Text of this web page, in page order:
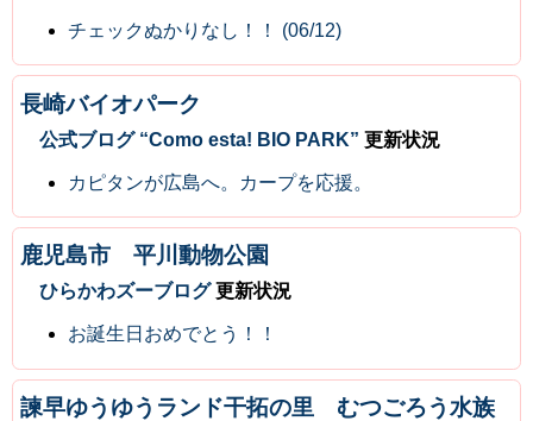
チェックぬかりなし！！ (06/12)
長崎バイオパーク
公式ブログ “Como esta! BIO PARK” 更新状況
カピタンが広島へ。カープを応援。
鹿児島市 平川動物公園
ひらかわズーブログ更新状況
お誕生日おめでとう！！
諫早ゆうゆうランド干拓の里 むつごろう水族